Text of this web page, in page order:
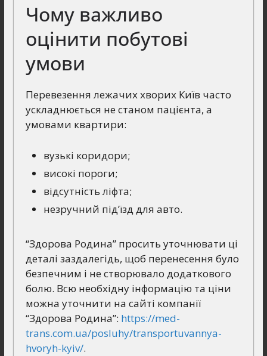
Чому важливо
оцінити побутові
умови
Перевезення лежачих хворих Київ часто
ускладнюється не станом пацієнта, а
умовами квартири:
вузькі коридори;
високі пороги;
відсутність ліфта;
незручний під’їзд для авто.
“Здорова Родина” просить уточнювати ці
деталі заздалегідь, щоб перенесення було
безпечним і не створювало додаткового
болю. Всю необхідну інформацію та ціни
можна уточнити на сайті компанії
“Здорова Родина”: https://med-
trans.com.ua/posluhy/transportuvannya-
hvoryh-kyiv/.